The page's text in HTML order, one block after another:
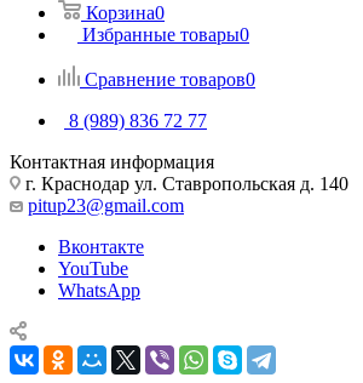
Корзина0
Избранные товары0
Сравнение товаров0
8 (989) 836 72 77
Контактная информация
г. Краснодар ул. Ставропольская д. 140
pitup23@gmail.com
Вконтакте
YouTube
WhatsApp